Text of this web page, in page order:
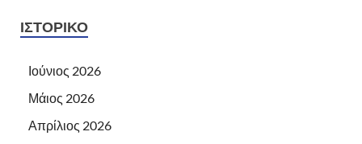
ΙΣΤΟΡΙΚΌ
Ιούνιος 2026
Μάιος 2026
Απρίλιος 2026